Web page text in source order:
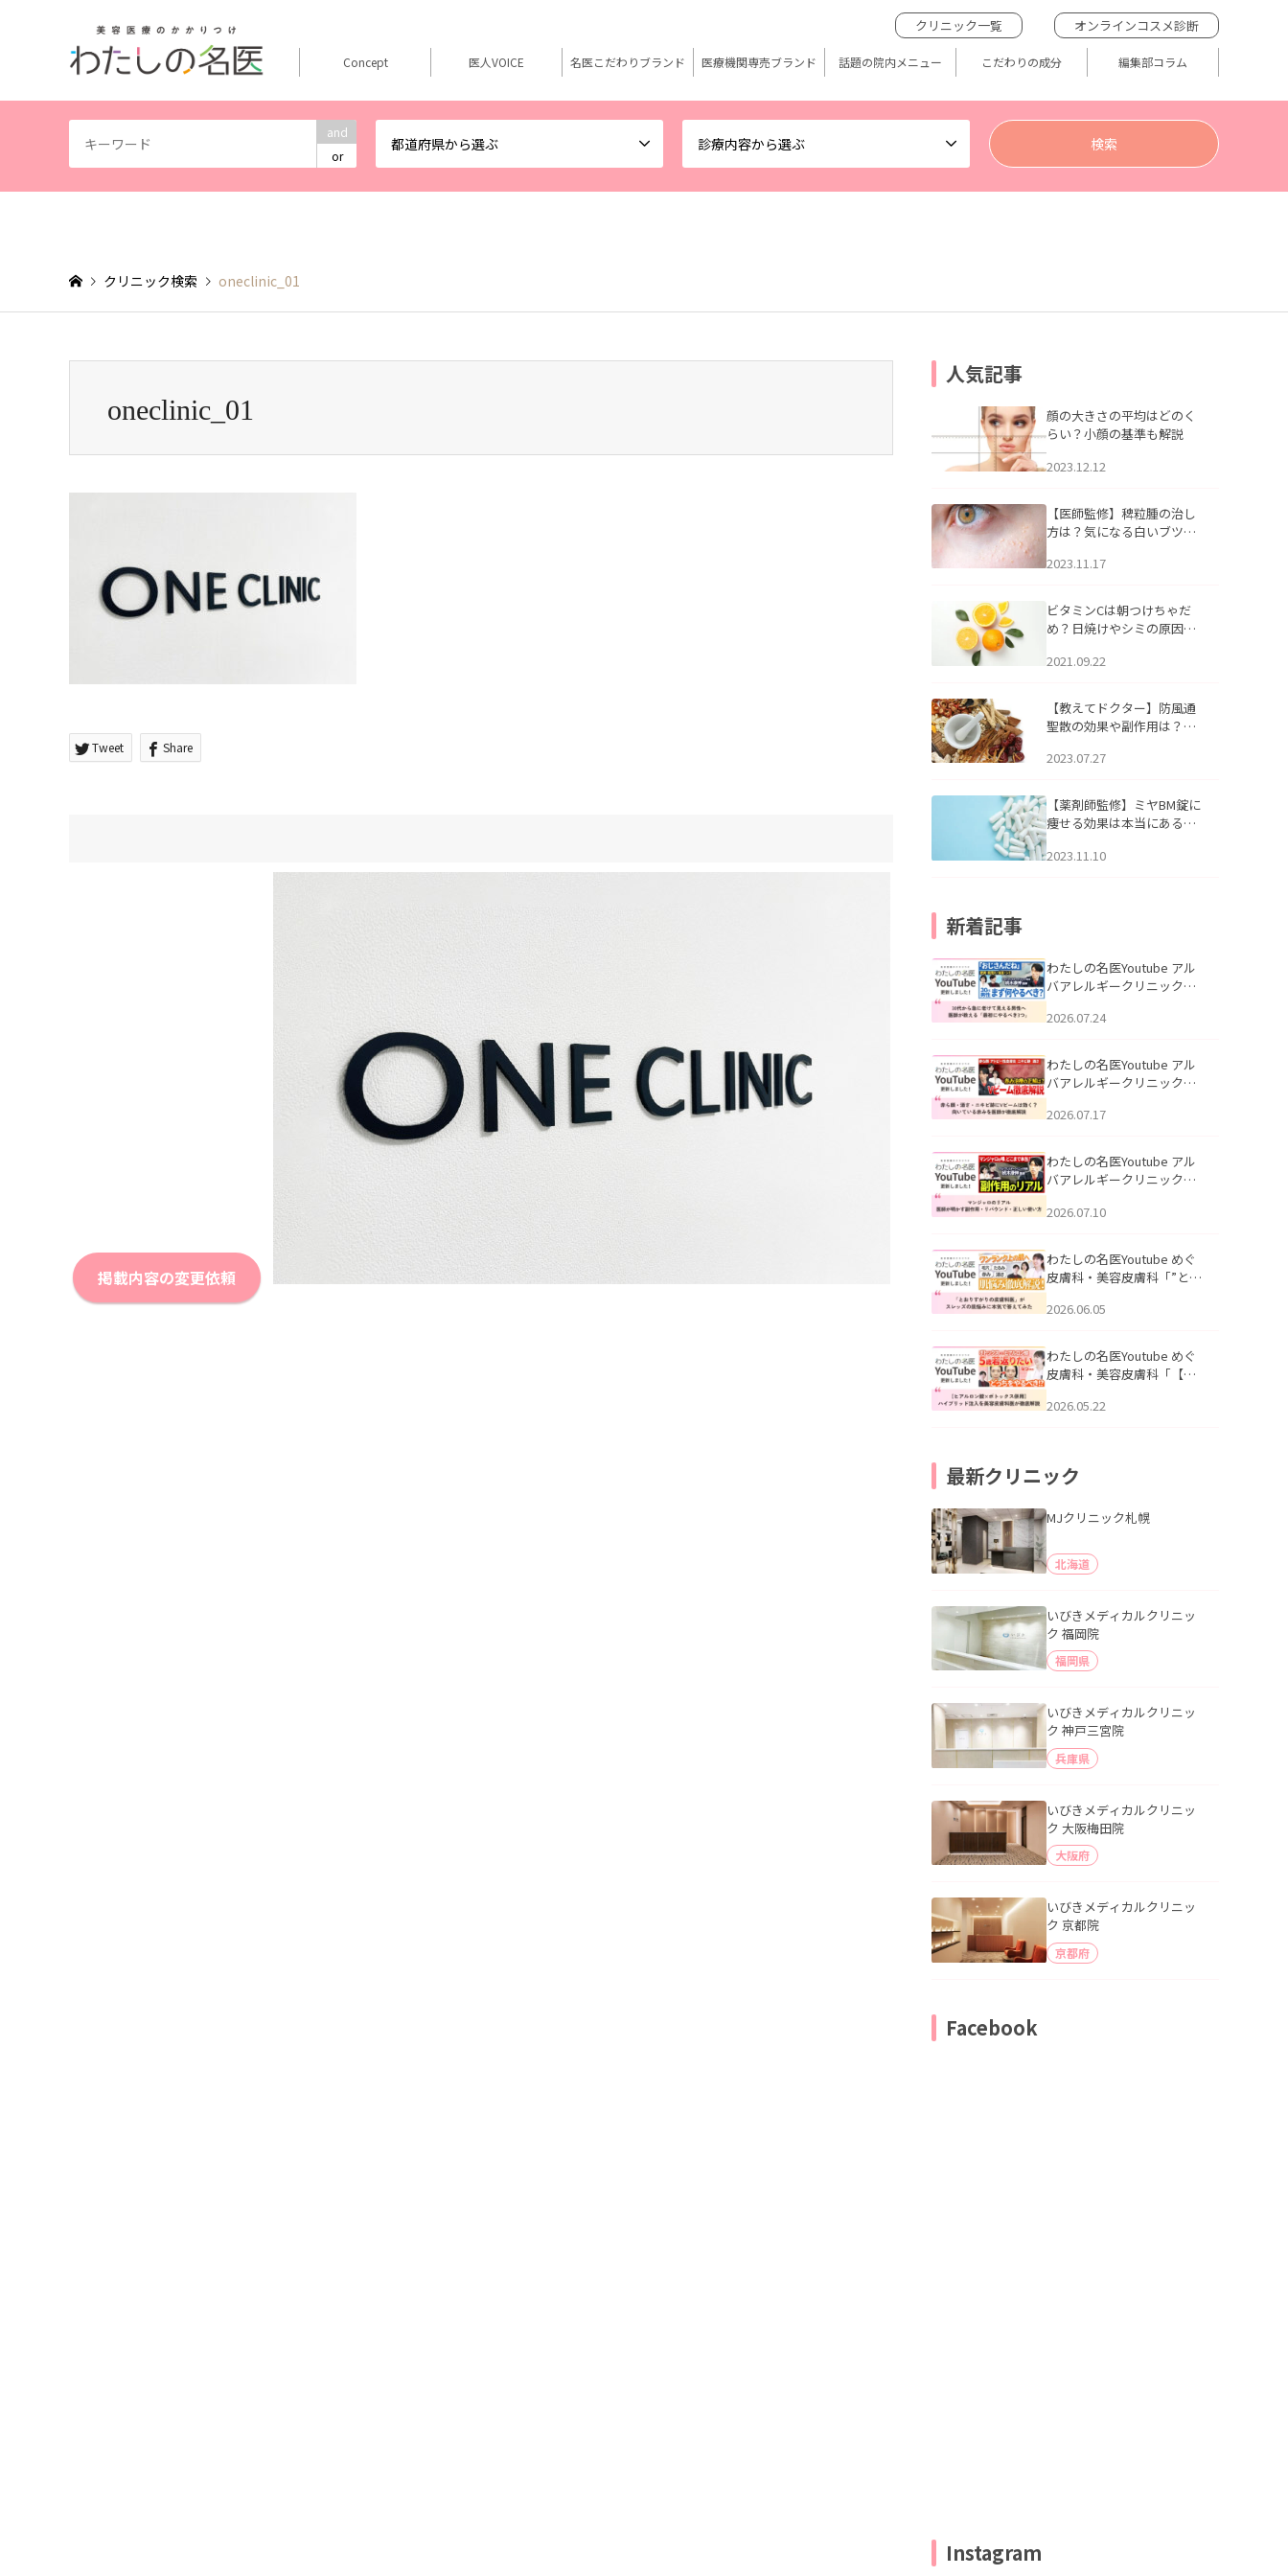
and
or
都道府県から選ぶ 診療内容から選ぶ
クリニック一覧 オンラインコスメ診断
Concept 医人VOICE 名医こだわりブランド 医療機関専売ブランド 話題の院内メニュー こだわりの成分 編集部コラム
クリニック検索 oneclinic_01
oneclinic_01
Tweet Share
掲載内容の変更依頼
人気記事
顔の大きさの平均はどのく
らい？小顔の基準も解説
2023.12.12
【医師監修】稗粒腫の治し
方は？気になる白いブツブ
アについて
2023.11.17
ビタミンCは朝つけちゃだ
め？日焼けやシミの原因に
2021.09.22
【教えてドクター】防風通
聖散の効果や副作用は？長
2023.07.27
【薬剤師監修】ミヤBM錠に
痩せる効果は本当にある
2023.11.10
新着記事
わたしの名医Youtube アル
バアレルギークリニック札
える男性へ｜医師が教える
公開いたしました。
2026.07.24
わたしの名医Youtube アル
バアレルギークリニック札
跡にVビームは効く？向いて
説」を公開いたしました。
2026.07.17
わたしの名医Youtube アル
バアレルギークリニック札
医師が明かす副作用・リバ
公開いたしました。
2026.07.10
わたしの名医Youtube めぐ
皮膚科・美容皮膚科「”とお
ッズの肌悩みに本気で答え
た。
2026.06.05
わたしの名医Youtube めぐ
皮膚科・美容皮膚科「【ヒ
用】ハイブリッド注入を美
2026.05.22
最新クリニック
MJクリニック札幌
北海道
いびきメディカルクリニッ
ク 福岡院
福岡県
いびきメディカルクリニッ
ク 神戸三宮院
兵庫県
いびきメディカルクリニッ
ク 大阪梅田院
大阪府
いびきメディカルクリニッ
ク 京都院
京都府
Facebook
Instagram